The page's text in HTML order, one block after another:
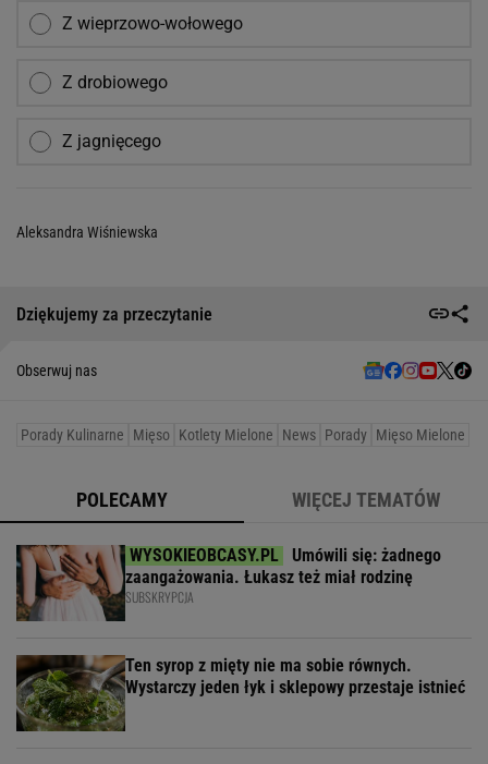
Z wieprzowo-wołowego
Z drobiowego
Z jagnięcego
Aleksandra Wiśniewska
Dziękujemy za przeczytanie
Obserwuj nas
Porady Kulinarne Mięso Kotlety Mielone News Porady Mięso Mielone
POLECAMY WIĘCEJ TEMATÓW
Umówili się: żadnego
zaangażowania. Łukasz też miał rodzinę
SUBSKRYPCJA
Ten syrop z mięty nie ma sobie równych.
Wystarczy jeden łyk i sklepowy przestaje istnieć